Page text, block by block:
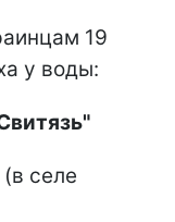
19
у воды:
(в селе